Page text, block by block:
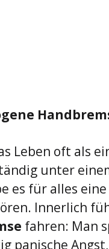
Leben oft als
unter
es für alles
Innerlich
fahren: Man
panische